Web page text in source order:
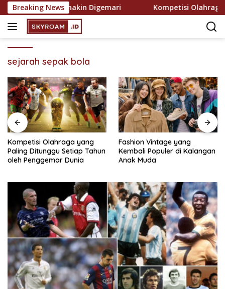
Skip
to
content
Breaking News
yang Semakin Digemari Kompetisi Olahraga
sejarah sepak bola
Kompetisi Olahraga yang
Paling Ditunggu Setiap Tahun
oleh Penggemar Dunia
Fashion Vintage yang
Kembali Populer di Kalangan
Anak Muda